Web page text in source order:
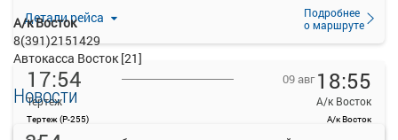
Детали рейса
Подробнее
о маршруте
17:54
Тертеж
Тертеж (Р-255)
09 авг 18:55
А/к Восток
А/к Восток
А/к Восток
8(391)2151429
Автокасса Восток [21]
Новости